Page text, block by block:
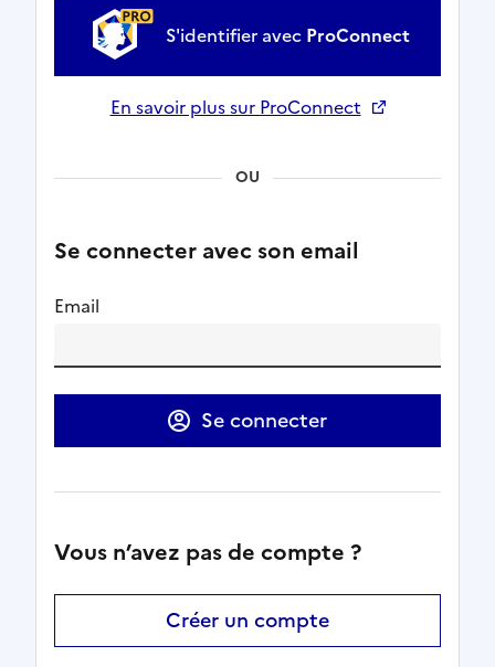
S'identifier avec ProConnect
En savoir plus sur ProConnect
OU
Se connecter avec son email
Email
Se connecter
Vous n’avez pas de compte ?
Créer un compte